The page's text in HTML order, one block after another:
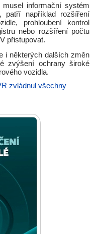
informační systém
patří například rozšíření
prohloubení kontrol
nebo rozšíření počtu
přistupovat.
i některých dalších změn
zvýšení ochrany široké
vozidla.
zvládnul všechny